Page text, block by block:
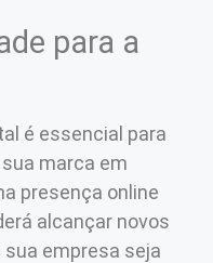
para a
é essencial para
marca em
presença online
alcançar novos
empresa seja